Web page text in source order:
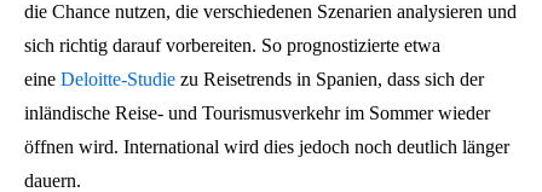
die Chance nutzen, die verschiedenen Szenarien analysieren und
sich richtig darauf vorbereiten. So prognostizierte etwa
eine Deloitte-Studie zu Reisetrends in Spanien, dass sich der
inländische Reise- und Tourismusverkehr im Sommer wieder
öffnen wird. International wird dies jedoch noch deutlich länger
dauern.